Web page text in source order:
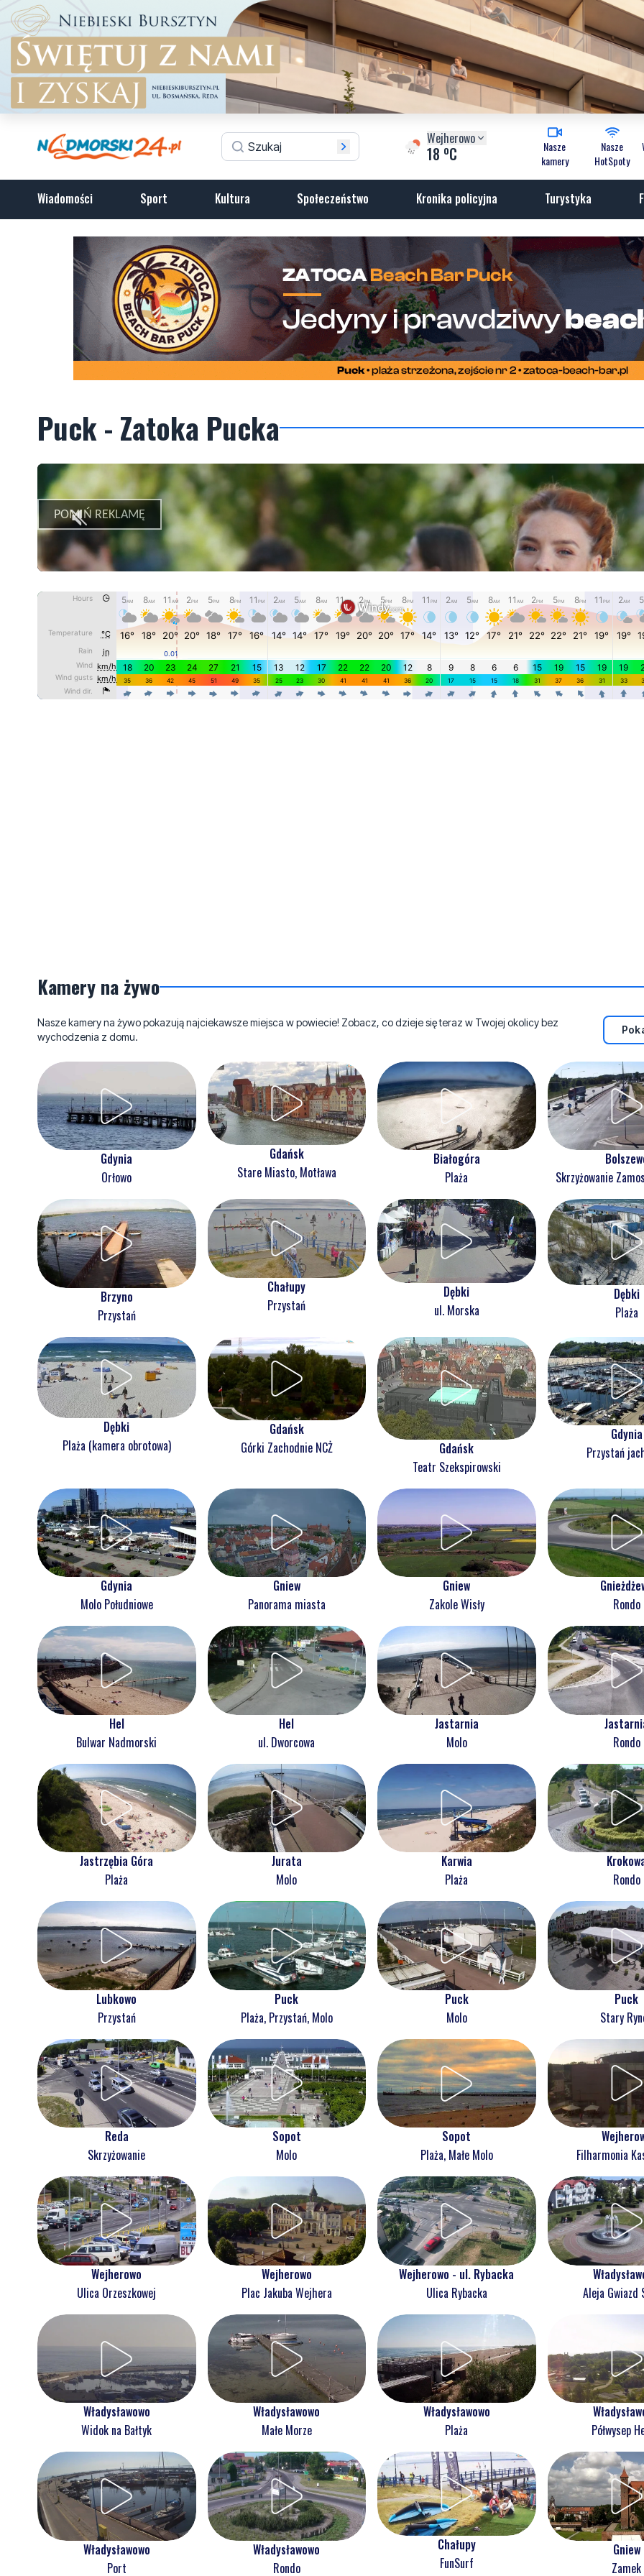
Wejherowo
18 oC
Nasze
kamery
Nasze
HotSpoty
Wiadomości Sport Kultura Społeczeństwo Kronika policyjna Turystyka
Puck - Zatoka Pucka
Kamery na żywo
Nasze kamery na żywo pokazują najciekawsze miejsca w powiecie! Zobacz, co dzieje się teraz w Twojej okolicy bez
wychodzenia z domu.
Gdynia
Orłowo
Gdańsk
Stare Miasto, Motława
Białogóra
Plaża
Skrzyżowanie
Brzyno
Przystań
Chałupy
Przystań
Dębki
ul. Morska
Dębki
Plaża
Dębki
Plaża (kamera obrotowa)
Gdańsk
Górki Zachodnie NCŻ
Gdańsk
Teatr Szekspirowski
Gdynia
Przystań
Gdynia
Molo Południowe
Gniew
Panorama miasta
Gniew
Zakole Wisły
Rondo
Hel
Bulwar Nadmorski
Hel
ul. Dworcowa
Jastarnia
Molo
Rondo
Jastrzębia Góra
Plaża
Jurata
Molo
Karwia
Plaża
Rondo
Lubkowo
Przystań
Puck
Plaża, Przystań, Molo
Puck
Molo
Puck
Stary
Reda
Skrzyżowanie
Sopot
Molo
Sopot
Plaża, Małe Molo
Filharmonia
Wejherowo
Ulica Orzeszkowej
Wejherowo
Plac Jakuba Wejhera
Wejherowo - ul. Rybacka
Ulica Rybacka
Aleja Gwiazd
Władysławowo
Widok na Bałtyk
Władysławowo
Małe Morze
Władysławowo
Plaża
Półwysep
Władysławowo
Port
Władysławowo
Rondo
Chałupy
FunSurf
Gniew
Zamek